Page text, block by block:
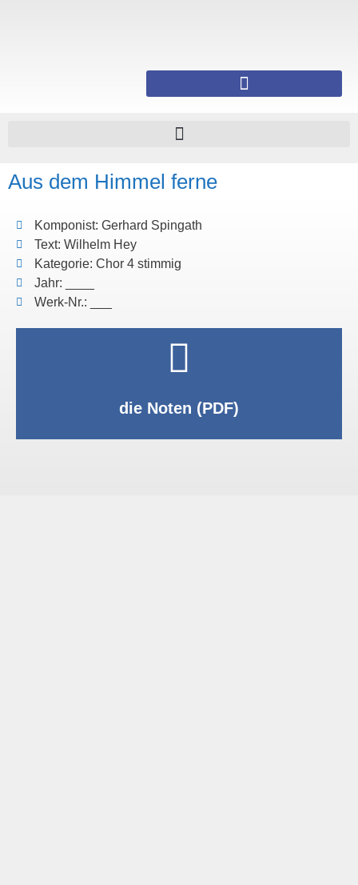
Aus dem Himmel ferne
Komponist: Gerhard Spingath
Text: Wilhelm Hey
Kategorie: Chor 4 stimmig
Jahr: ____
Werk-Nr.: ___
die Noten (PDF)